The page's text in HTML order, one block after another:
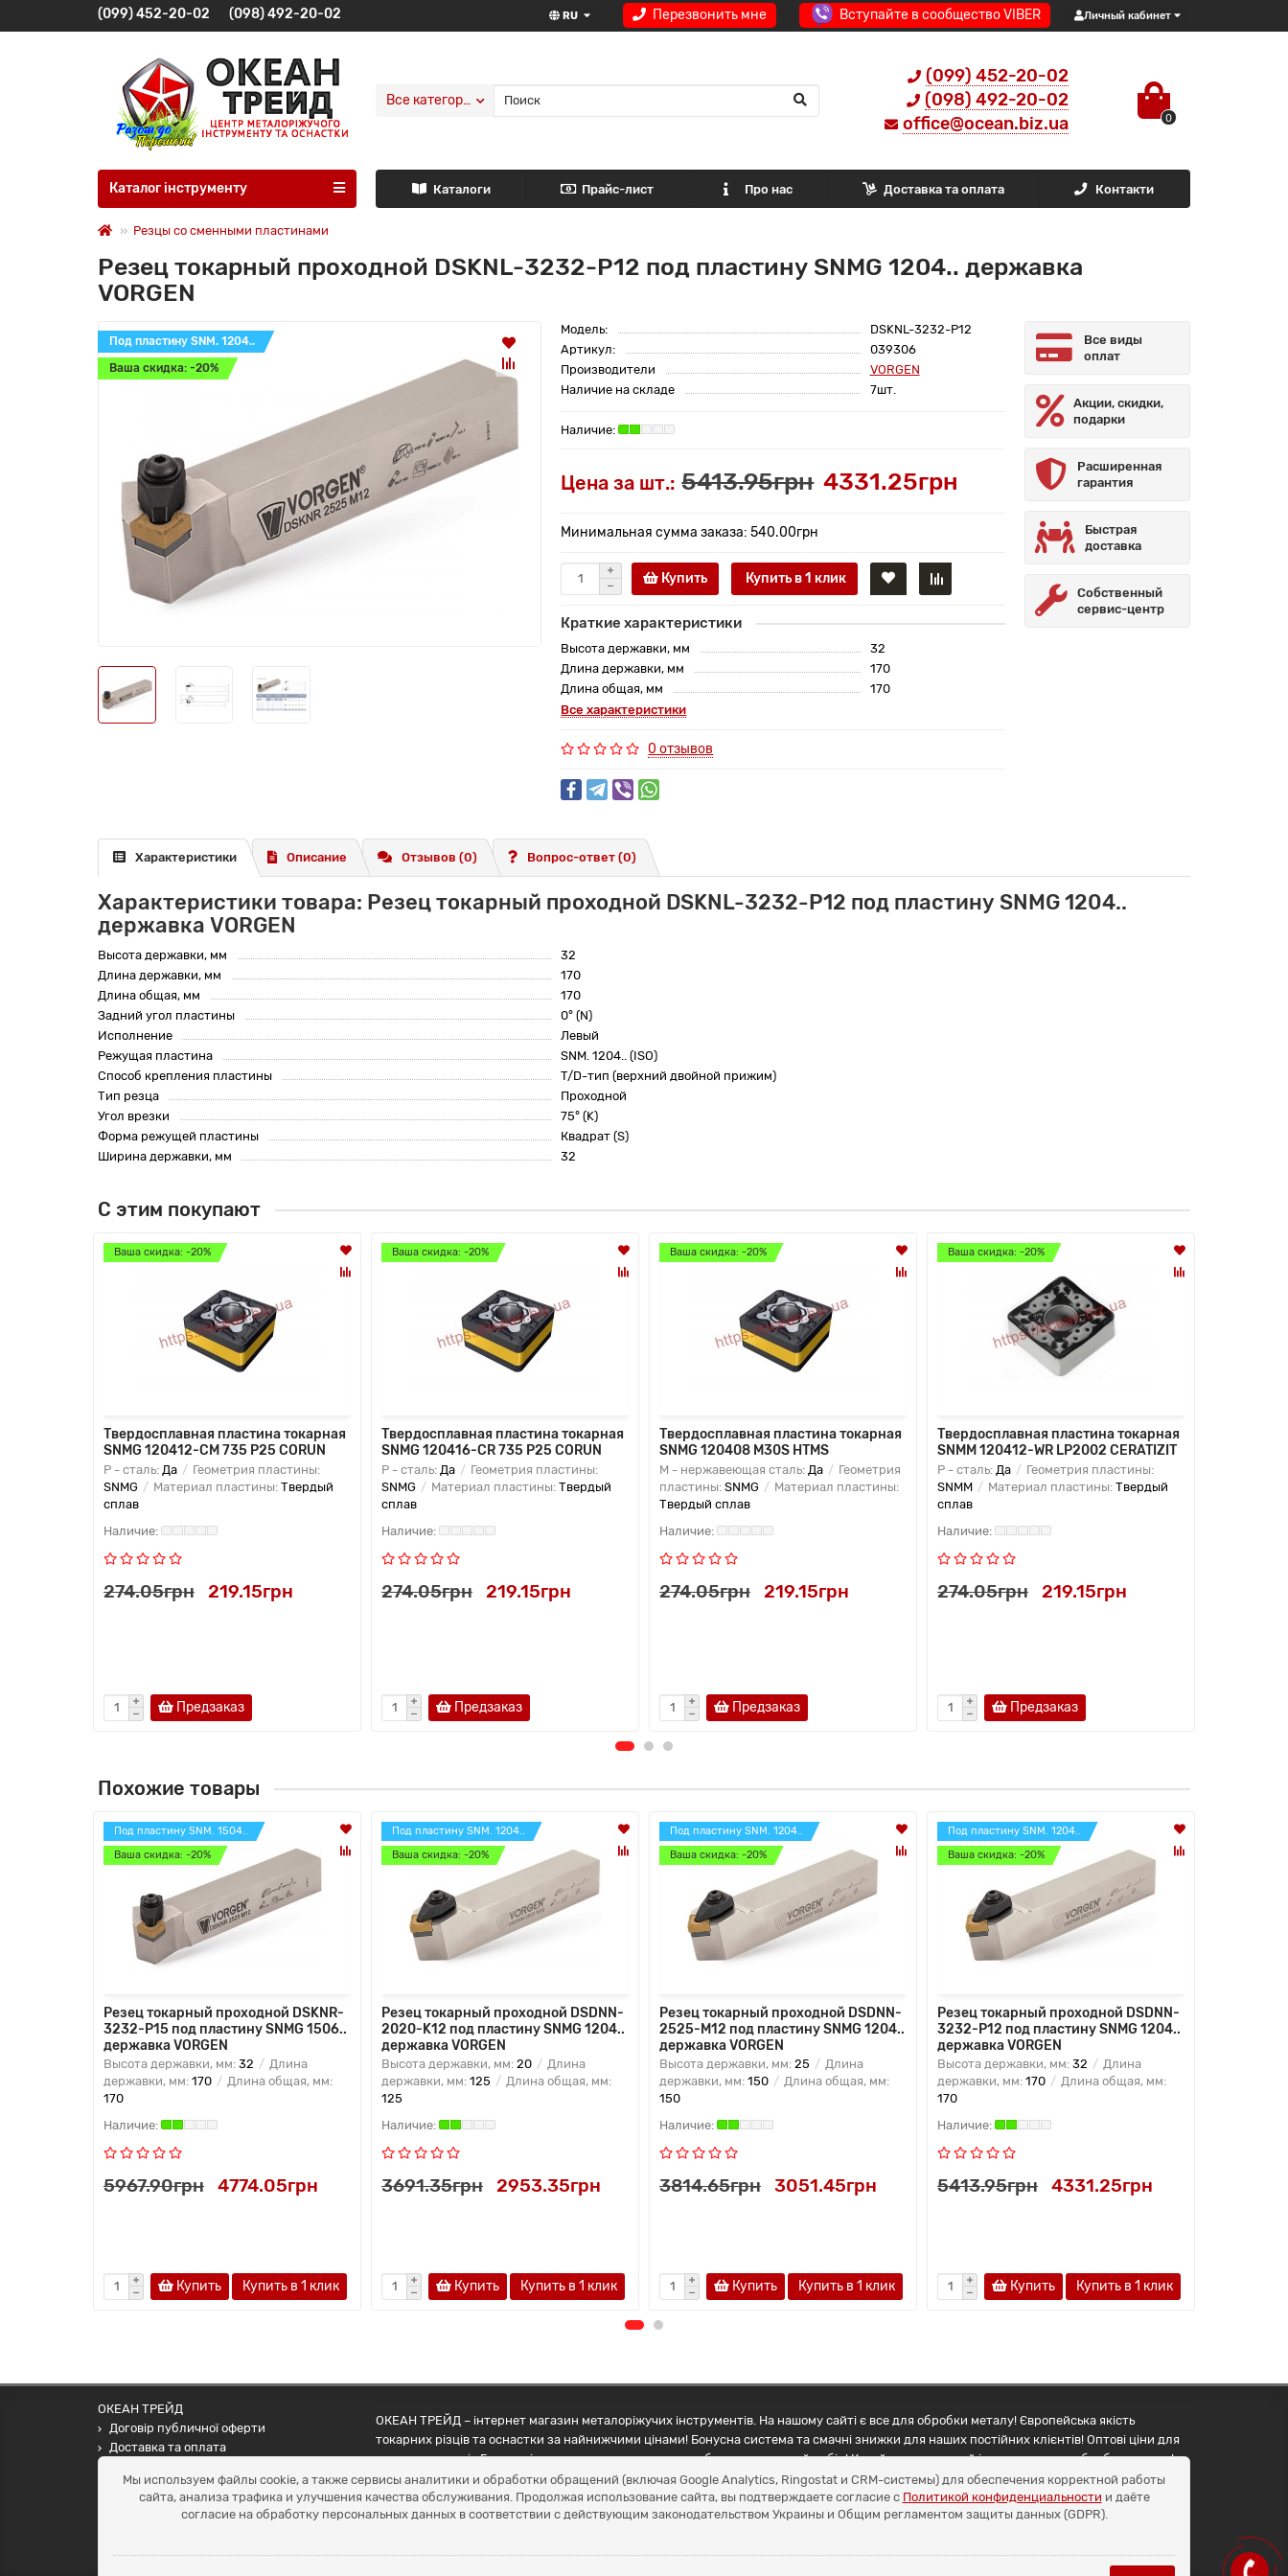
Перезвонить мне Вступайте в сообщество VIBER Личный кабинет
RU
(099) 452-20-02 (098) 492-20-02
(099) 452-20-02
(098) 492-20-02
office@ocean.biz.ua
0
Все категории
Каталог інструменту Каталоги Прайс-лист Про нас Доставка та оплата Контакти
Резцы со сменными пластинами
Резец токарный проходной DSKNL-3232-P12 под пластину SNMG 1204.. державка
VORGEN
Под пластину SNM. 1204..
Ваша скидка: -20%
Модель:
DSKNL-3232-P12
Артикул:
039306
Производители
VORGEN
Наличие на складе
7шт.
Цена за шт.: 5413.95грн 4331.25грн
Минимальная сумма заказа: 540.00грн
Купить Купить в 1 клик
Краткие характеристики
Высота державки, мм
32
Длина державки, мм
170
Длина общая, мм
170
Все характеристики
0 отзывов
Все виды
оплат
Акции, скидки,
подарки
Расширенная
гарантия
Быстрая
доставка
Собственный
сервис-центр
Характеристики Описание Отзывов (0) Вопрос-ответ (0)
Характеристики товара: Резец токарный проходной DSKNL-3232-P12 под пластину SNMG 1204..
державка VORGEN
Высота державки, мм
32
Длина державки, мм
170
Длина общая, мм
170
Задний угол пластины
0° (N)
Исполнение
Левый
Режущая пластина
SNM. 1204.. (ISO)
Способ крепления пластины
T/D-тип (верхний двойной прижим)
Тип резца
Проходной
Угол врезки
75° (K)
Форма режущей пластины
Квадрат (S)
Ширина державки, мм
32
С этим покупают
Ваша скидка: -20%
Твердосплавная пластина токарная
SNMG 120412-CM 735 P25 CORUN
P - сталь: Да
Геометрия пластины:
SNMG
Материал пластины: Твердый
сплав
274.05грн 219.15грн
Предзаказ
Ваша скидка: -20%
Твердосплавная пластина токарная
SNMG 120416-CR 735 P25 CORUN
P - сталь: Да
Геометрия пластины:
SNMG
Материал пластины: Твердый
сплав
274.05грн 219.15грн
Предзаказ
Ваша скидка: -20%
Твердосплавная пластина токарная
SNMG 120408 M30S HTMS
M - нержавеющая сталь: Да
Геометрия
пластины: SNMG
Материал пластины:
Твердый сплав
274.05грн 219.15грн
Предзаказ
Ваша скидка: -20%
Твердосплавная пластина токарная
SNMM 120412-WR LP2002 CERATIZIT
P - сталь: Да
Геометрия пластины:
SNMM
Материал пластины: Твердый
сплав
274.05грн 219.15грн
Предзаказ
Похожие товары
Под пластину SNM. 1504..
Ваша скидка: -20%
Резец токарный проходной DSKNR-
3232-P15 под пластину SNMG 1506..
державка VORGEN
Высота державки, мм: 32
Длина
державки, мм: 170
Длина общая, мм:
170
5967.90грн 4774.05грн
Купить Купить в 1 клик
Под пластину SNM. 1204..
Ваша скидка: -20%
Резец токарный проходной DSDNN-
2020-K12 под пластину SNMG 1204..
державка VORGEN
Высота державки, мм: 20
Длина
державки, мм: 125
Длина общая, мм:
125
3691.35грн 2953.35грн
Купить Купить в 1 клик
Под пластину SNM. 1204..
Ваша скидка: -20%
Резец токарный проходной DSDNN-
2525-M12 под пластину SNMG 1204..
державка VORGEN
Высота державки, мм: 25
Длина
державки, мм: 150
Длина общая, мм:
150
3814.65грн 3051.45грн
Купить Купить в 1 клик
Под пластину SNM. 1204..
Ваша скидка: -20%
Резец токарный проходной DSDNN-
3232-P12 под пластину SNMG 1204..
державка VORGEN
Высота державки, мм: 32
Длина
державки, мм: 170
Длина общая, мм:
170
5413.95грн 4331.25грн
Купить Купить в 1 клик
ОКЕАН ТРЕЙД
Договір публичної оферти
Доставка та оплата
Умови повернення
+38 (099) 452-20-02
ОКЕАН ТРЕЙД – інтернет магазин металоріжучих інструментів. На нашому сайті є все для обробки металу! Європейська якість
токарних різців та оснастки за найнижчими цінами! Бонусна система та смачні знижки для наших постійних клієнтів! Оптові ціни для
наших партнерів Грамотні менеджери допоможуть зробити правильний вибір! Купуйте правильний інструмент для обробки металу!
Мы используем файлы cookie, а также сервисы аналитики и обработки обращений (включая Google Analytics, Ringostat и CRM-системы) для обеспечения корректной работы
сайта, анализа трафика и улучшения качества обслуживания. Продолжая использование сайта, вы подтверждаете согласие с Политикой конфиденциальности и даёте
согласие на обработку персональных данных в соответствии с действующим законодательством Украины и Общим регламентом защиты данных (GDPR).